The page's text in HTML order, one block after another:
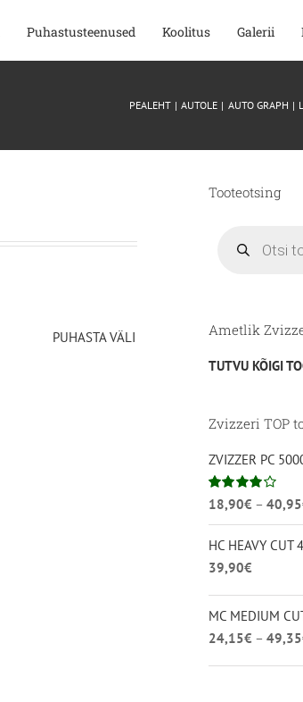
Puhastusteenused Koolitus Galerii
PEALEHT AUTOLE AUTO GRAPH
PUHASTA VÄLI
Tooteotsing
search
Ametlik
TUTVU KÕIGI
Zvizzeri TOP
ZVIZZER PC
Hinnanguga
4.00
18,90€ – 40,95
HC HEAVY CUT
39,90€
kuni
39,90€
MC MEDIUM
24,15€ – 49,35